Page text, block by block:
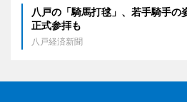
八戸の「騎馬打毬」、若手騎手
正式参拝も
八戸経済新聞